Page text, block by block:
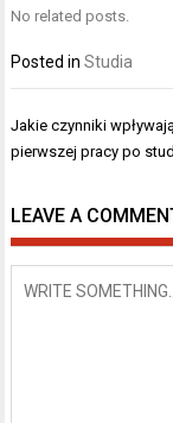
No related posts.
Posted inStudia
Nawigacja
wpisu
Jakie czynniki
pierwszej pracy po
LEAVE A